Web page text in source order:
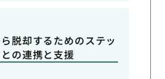
脱却するためのステッ
の連携と支援